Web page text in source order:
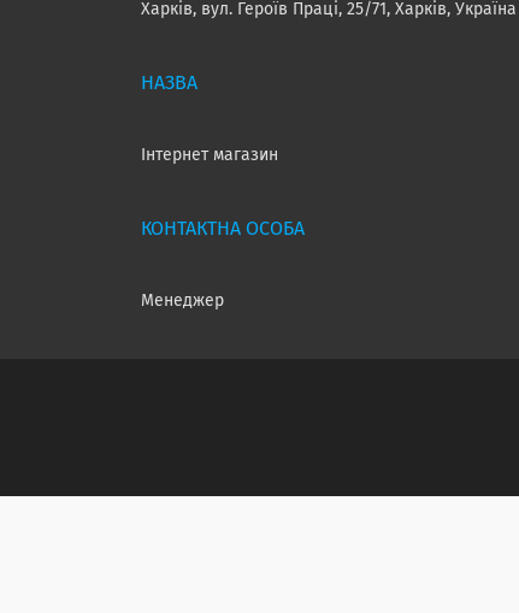
Харків, вул. Героїв Праці, 25/71, Харків, Україна
Інтернет магазин
Менеджер